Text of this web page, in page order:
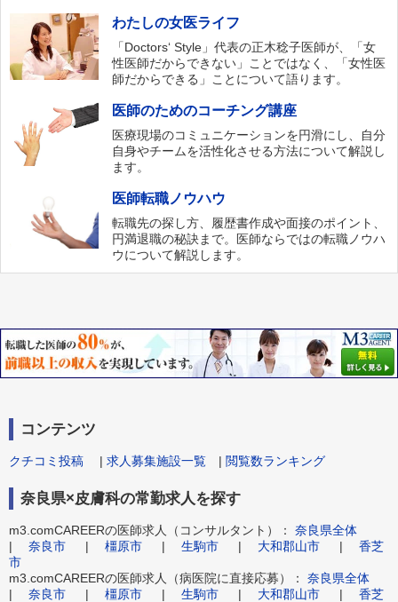
わたしの女医ライフ
「Doctors‘ Style」代表の正木稔子医師が、「女
性医師だからできない」ことではなく、「女性医
師だからできる」ことについて語ります。
医師のためのコーチング講座
医療現場のコミュニケーションを円滑にし、自分
自身やチームを活性化させる方法について解説し
ます。
医師転職ノウハウ
転職先の探し方、履歴書作成や面接のポイント、
円満退職の秘訣まで。医師ならではの転職ノウハ
ウについて解説します。
コンテンツ
クチコミ投稿 | 求人募集施設一覧 | 閲覧数ランキング
奈良県×皮膚科の常勤求人を探す
m3.comCAREERの医師求人（コンサルタント）： 奈良県全体
| 奈良市 | 橿原市 | 生駒市 | 大和郡山市 | 香芝
市
m3.comCAREERの医師求人（病医院に直接応募）： 奈良県全体
| 奈良市 | 橿原市 | 生駒市 | 大和郡山市 | 香芝